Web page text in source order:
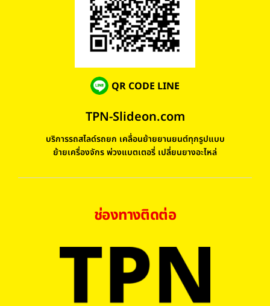
QR CODE LINE
TPN-Slideon.com
บริการรถสไลด์รถยก เคลื่อนย้ายยานยนต์ทุกรูปแบบ
ย้ายเครื่องจักร พ่วงแบตเตอรี่ เปลี่ยนยางอะไหล่
ช่องทางติดต่อ